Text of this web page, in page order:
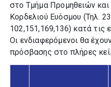
στο Τμήμα Προμηθειών
Κορδελιού Ευόσμου (Τηλ.
102,151,169,136) κατά τις
Οι ενδιαφερόμενοι θα
πρόσβασης στο πλήρες